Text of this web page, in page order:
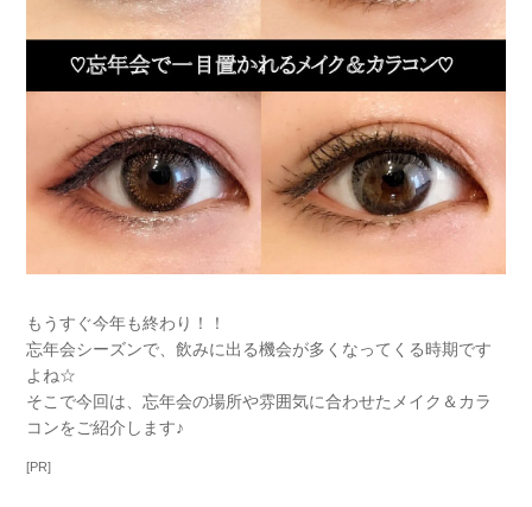
もうすぐ今年も終わり！！
忘年会シーズンで、飲みに出る機会が多くなってくる時期です
よね☆
そこで今回は、忘年会の場所や雰囲気に合わせたメイク＆カラ
コンをご紹介します♪
[PR]